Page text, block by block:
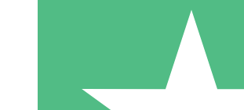
Individuella
Betala per användning med